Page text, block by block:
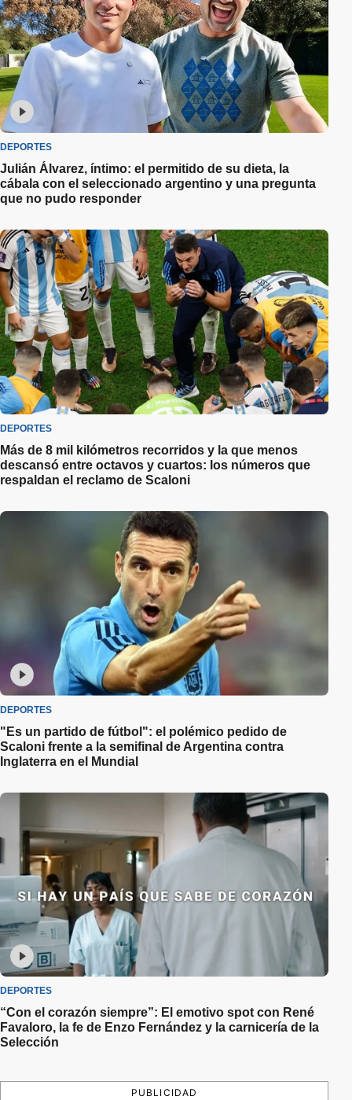
DEPORTES
Julián Álvarez, íntimo: el permitido de su dieta, la
cábala con el seleccionado argentino y una pregunta
que no pudo responder
DEPORTES
Más de 8 mil kilómetros recorridos y la que menos
descansó entre octavos y cuartos: los números que
respaldan el reclamo de Scaloni
DEPORTES
"Es un partido de fútbol": el polémico pedido de
Scaloni frente a la semifinal de Argentina contra
Inglaterra en el Mundial
DEPORTES
“Con el corazón siempre”: El emotivo spot con René
Favaloro, la fe de Enzo Fernández y la carnicería de la
Selección
PUBLICIDAD